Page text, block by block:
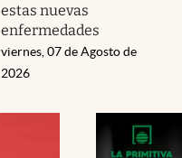
estas nuevas
enfermedades
viernes, 07 de Agosto de
2026